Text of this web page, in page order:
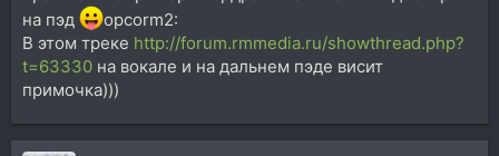
на пэд
opcorm2:
В этом треке http://forum.rmmedia.ru/showthread.php?
t=63330 на вокале и на дальнем пэде висит
примочка)))